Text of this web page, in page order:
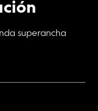
superancha